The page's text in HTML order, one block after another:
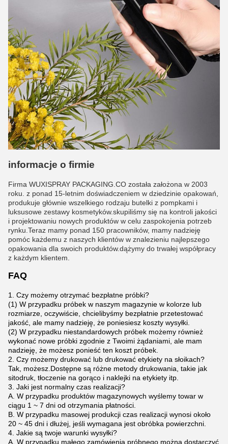
informacje o firmie
Firma WUXISPRAY PACKAGING.CO została założona w 2003
roku. z ponad 15-letnim doświadczeniem w dziedzinie opakowań,
produkuje głównie wszelkiego rodzaju butelki z pompkami i
luksusowe zestawy kosmetyków.skupiliśmy się na kontroli jakości
i projektowaniu nowych produktów w celu zaspokojenia potrzeb
rynku.Teraz mamy ponad 150 pracowników, mamy nadzieję
pomóc każdemu z naszych klientów w znalezieniu najlepszego
opakowania dla swoich produktów.dążymy do trwałej współpracy
z każdym klientem.
FAQ
1. Czy możemy otrzymać bezpłatne próbki?
(1) W przypadku próbek w naszym magazynie w kolorze lub
rozmiarze, oczywiście, chcielibyśmy bezpłatnie przetestować
jakość, ale mamy nadzieję, że poniesiesz koszty wysyłki.
(2) W przypadku niestandardowych próbek możemy również
wykonać nowe próbki zgodnie z Twoimi żądaniami, ale mam
nadzieję, że możesz ponieść ten koszt próbek.
2. Czy możemy drukować lub drukować etykiety na słoikach?
Tak, możesz.Dostępne są różne metody drukowania, takie jak
sitodruk, tłoczenie na gorąco i naklejki na etykiety itp.
3. Jaki jest normalny czas realizacji?
A. W przypadku produktów magazynowych wyślemy towar w
ciągu 1 ~ 7 dni od otrzymania płatności.
B. W przypadku masowej produkcji czas realizacji wynosi około
20 ~ 45 dni i dłużej, jeśli wymagana jest obróbka powierzchni.
4. Jakie są twoje warunki wysyłki?
A. W przypadku małego zamówienia próbnego można dostarczyć